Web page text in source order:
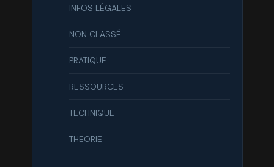
INFOS LÉGALES
NON CLASSÉ
PRATIQUE
RESSOURCES
TECHNIQUE
THEORIE